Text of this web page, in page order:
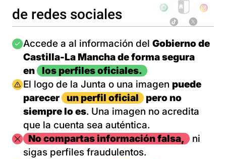
de redes sociales
Imagen
Accede a al información del Gobierno de
Castilla-La Mancha de forma segura
en
los perfiles oficiales.
Imagen
El logo de la Junta o una imagen puede
parecer
un perfil oficial
pero no
siempre lo es. Una imagen no acredita
que la cuenta sea auténtica.
ImagenNo compartas información falsa,
ni
sigas perfiles fraudulentos.